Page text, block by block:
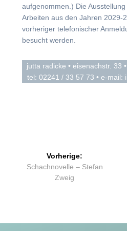
aufgenommen.) Die
Arbeiten aus den Jahren 2029-
vorheriger telefonischer
besucht werden.
jutta radicke • eisenachstr. 33
tel: 02241 / 33 57 73 • e-mail:
Vorherige:
Vorheriger
Schachnovelle – Stefan
Zweig